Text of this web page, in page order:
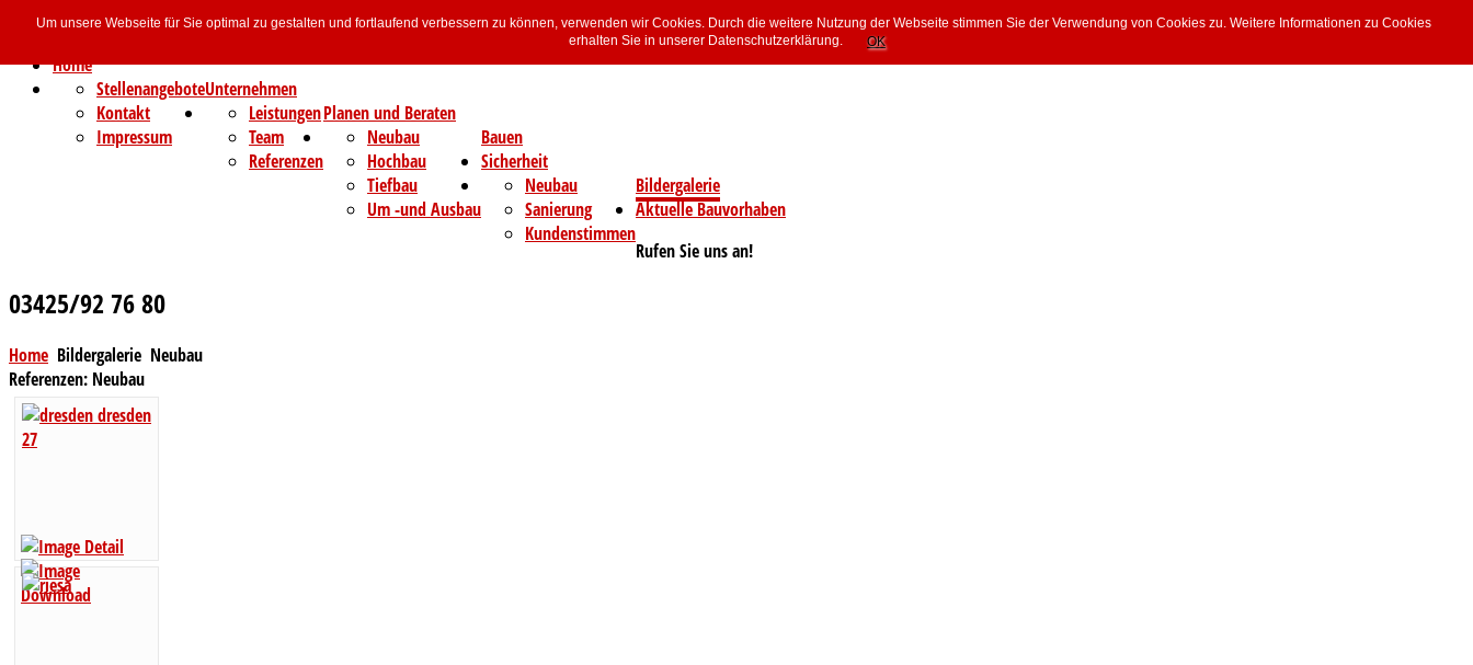
Home
Unternehmen
Stellenangebote
Kontakt
Impressum
Planen und Beraten
Leistungen
Team
Referenzen
Bauen
Neubau
Hochbau
Tiefbau
Um -und Ausbau
Sicherheit
Bildergalerie
Neubau
Sanierung
Kundenstimmen
Aktuelle Bauvorhaben
Rufen Sie uns an!
03425/92 76 80
Home Bildergalerie Neubau
Referenzen: Neubau
Um unsere Webseite für Sie optimal zu gestalten und fortlaufend verbessern zu können, verwenden wir Cookies. Durch die weitere Nutzung der Webseite stimmen Sie der Verwendung von Cookies zu. Weitere Informationen zu Cookies
erhalten Sie in unserer Datenschutzerklärung.
OK